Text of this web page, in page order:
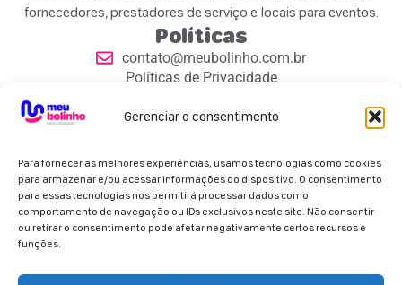
Gerenciar o consentimento
Para fornecer as melhores experiências, usamos tecnologias como cookies
para armazenar e/ou acessar informações do dispositivo. O consentimento
para essas tecnologias nos permitirá processar dados como
comportamento de navegação ou IDs exclusivos neste site. Não consentir
ou retirar o consentimento pode afetar negativamente certos recursos e
funções.
fornecedores, prestadores de serviço e locais para eventos.
Políticas
contato@meubolinho.com.br
Políticas de Privacidade
Parceiros Oficiais